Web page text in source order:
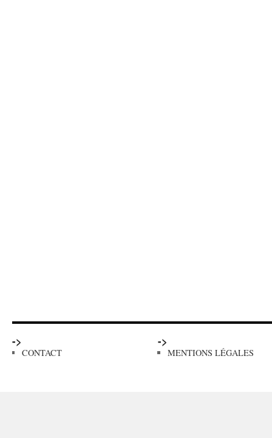
->
CONTACT
->
MENTIONS LÉGALES